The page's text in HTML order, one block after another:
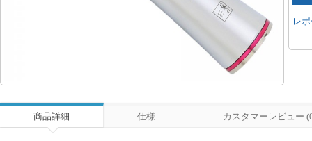
レ
商品詳細 仕様 カスタマーレビュー